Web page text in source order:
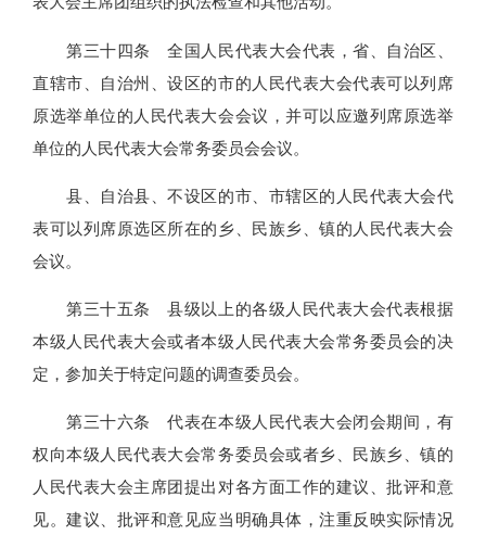
第三十四条 全国人民代表大会代表，省、自治区、
直辖市、自治州、设区的市的人民代表大会代表可以列席
原选举单位的人民代表大会会议，并可以应邀列席原选举
单位的人民代表大会常务委员会会议。
县、自治县、不设区的市、市辖区的人民代表大会代
表可以列席原选区所在的乡、民族乡、镇的人民代表大会
会议。
第三十五条 县级以上的各级人民代表大会代表根据
本级人民代表大会或者本级人民代表大会常务委员会的决
定，参加关于特定问题的调查委员会。
第三十六条 代表在本级人民代表大会闭会期间，有
权向本级人民代表大会常务委员会或者乡、民族乡、镇的
人民代表大会主席团提出对各方面工作的建议、批评和意
见。建议、批评和意见应当明确具体，注重反映实际情况